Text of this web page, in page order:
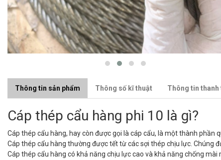
Thông tin sản phẩm Thông số kĩ thuật Thông tin thanh
Cáp thép cẩu hàng phi 10 là gì?
Cáp thép cẩu hàng, hay còn được gọi là cáp cẩu, là một thành phần
Cáp thép cẩu hàng thường được tết từ các sợi thép chịu lực. Chúng
Cáp thép cẩu hàng có khả năng chịu lực cao và khả năng chống